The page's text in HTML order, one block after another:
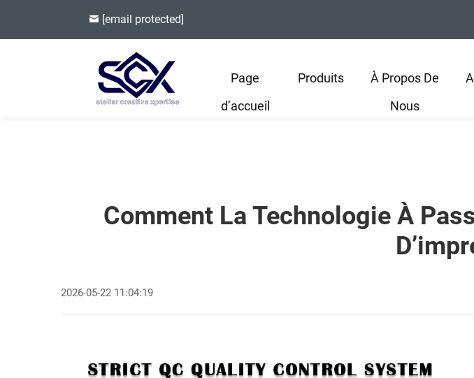
[email protected]
Page
d’accueil
Produits
À Propos De
Nous
Comment La Technologie À
2026-05-22 11:04:19